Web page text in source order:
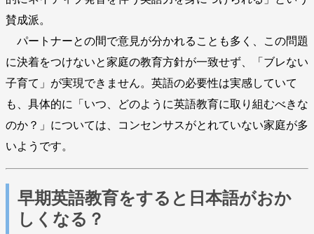
賛成派。
パートナーとの間で意見が分かれることも多く、この問題
に決着をつけないと家庭の教育方針が一致せず、「ブレない
子育て」が実現できません。英語の必要性は実感していて
も、具体的に「いつ、どのように英語教育に取り組むべきな
のか？」については、コンセンサスがとれていない家庭が多
いようです。
早期英語教育をすると日本語がおか
しくなる？